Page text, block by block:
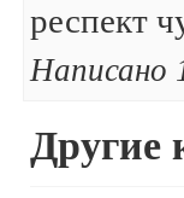
респект
Написано
Другие